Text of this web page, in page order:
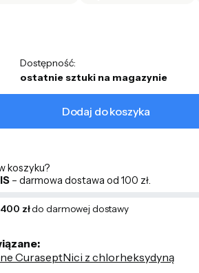
Dostępność:
ostatnie sztuki na magazynie
Dodaj do koszyka
koszyku?
– darmowa dostawa od 100 zł.
400 złdo darmowej dostawy
CuraseptNici z chlorheksydyną